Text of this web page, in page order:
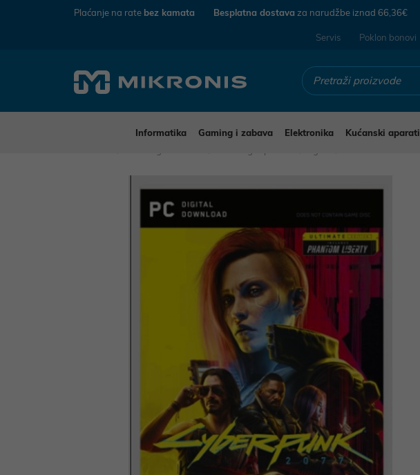
Plaćanje na rate bez kamata Besplatna dostava za narudžbe iznad 66,36€
Servis Poklon bonovi
Informatika Gaming i zabava Elektronika Kućanski aparati